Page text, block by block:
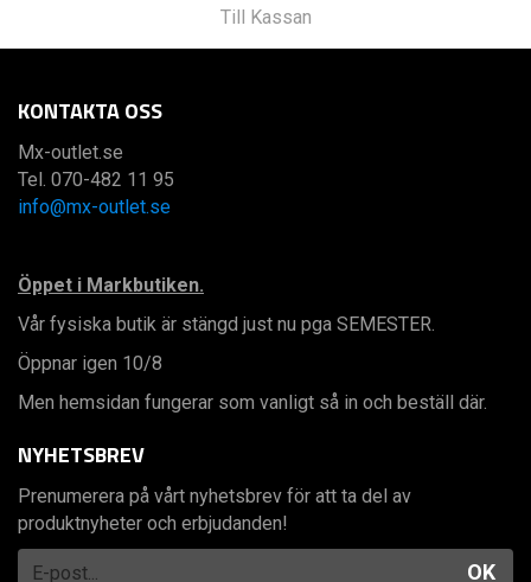
Till Kassan
KONTAKTA OSS
Mx-outlet.se
Tel. 070-482 11 95
info@mx-outlet.se
Öppet i Markbutiken.
Vår fysiska butik är stängd just nu pga SEMESTER.
Öppnar igen 10/8
Men hemsidan fungerar som vanligt så in och beställ där.
NYHETSBREV
Prenumerera på vårt nyhetsbrev för att ta del av
produktnyheter och erbjudanden!
OK